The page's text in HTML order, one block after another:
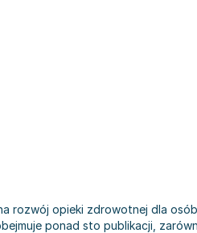
rozwój opieki zdrowotnej dla
ponad sto publikacji,